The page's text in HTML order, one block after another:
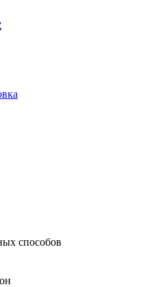
способов